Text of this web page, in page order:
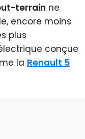
terrain ne
encore moins
plus
conçue
la Renault 5